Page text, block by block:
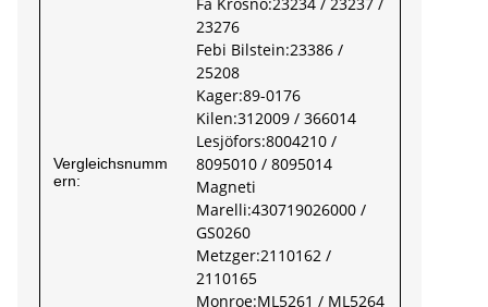
Vergleichsnumm
ern:
Fa Krosno:23234 / 23237 /
23276
Febi Bilstein:23386 /
25208
Kager:89-0176
Kilen:312009 / 366014
Lesjöfors:8004210 /
8095010 / 8095014
Magneti
Marelli:430719026000 /
GS0260
Metzger:2110162 /
2110165
Monroe:ML5261 / ML5264